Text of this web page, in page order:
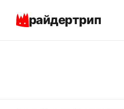
райдертрип